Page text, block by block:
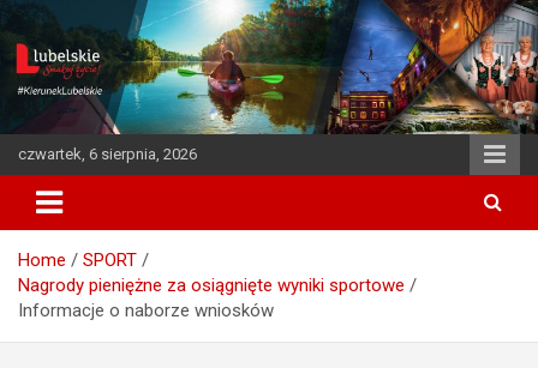
o
czwartek, 6 sierpnia, 2026
Home
SPORT
Nagrody pieniężne za osiągnięte wyniki sportowe
Informacje o naborze wniosków